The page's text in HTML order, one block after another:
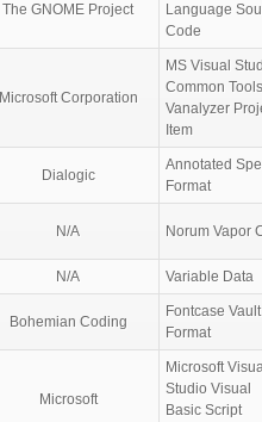
The GNOME Project
Language
Code
Microsoft Corporation
MS Visual
Common Tools
Vanalyzer
Item
Dialogic
Annotated
Format
N/A Norum Vapor
N/A Variable Data
Bohemian Coding
Fontcase Vault
Format
Microsoft
Microsoft
Studio Visual
Basic Script